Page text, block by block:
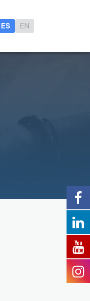
ES EN